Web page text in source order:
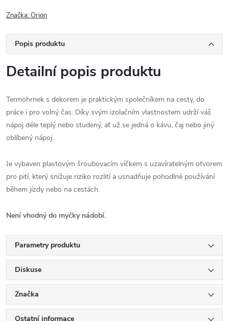
Značka:Orion
Popis produktu
Detailní popis produktu
Termohrnek s dekorem je praktickým společníkem na cesty, do
práce i pro volný čas. Díky svým izolačním vlastnostem udrží váš
nápoj déle teplý nebo studený, ať už se jedná o kávu, čaj nebo jiný
oblíbený nápoj.
Je vybaven plastovým šroubovacím víčkem s uzavíratelným otvorem
pro pití, který snižuje riziko rozlití a usnadňuje pohodlné používání
během jízdy nebo na cestách.
Není vhodný do myčky nádobí.
Parametry produktu
Diskuse
Značka
Ostatní informace